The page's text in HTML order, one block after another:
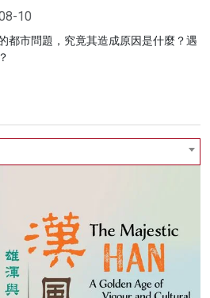
10
都市問題，究竟其造成原因是什麼？遇